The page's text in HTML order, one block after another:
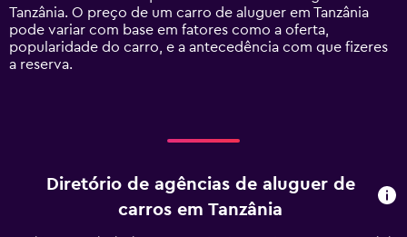
Y
axis
displaying
values.
Range:
Tanzânia. O preço de um carro de aluguer em Tanzânia
pode variar com base em fatores como a oferta,
popularidade do carro, e a antecedência com que fizeres
a reserva.
Diretório de agências de aluguer de
carros em Tanzânia